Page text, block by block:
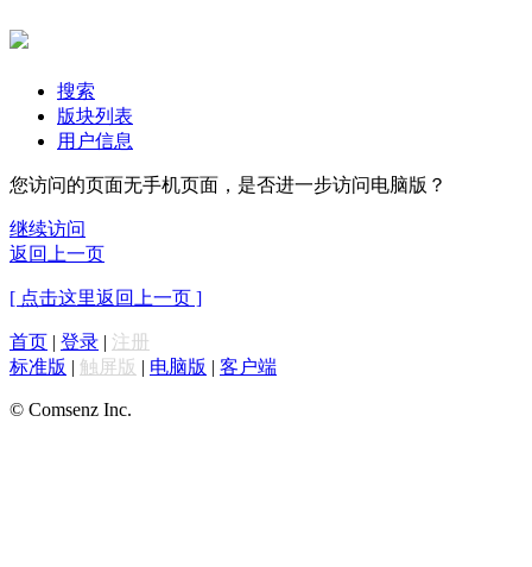
搜索
版块列表
用户信息
您访问的页面无手机页面，是否进一步访问电脑版？
继续访问
返回上一页
[ 点击这里返回上一页 ]
首页 | 登录 | 注册
标准版 | 触屏版 | 电脑版 | 客户端
© Comsenz Inc.